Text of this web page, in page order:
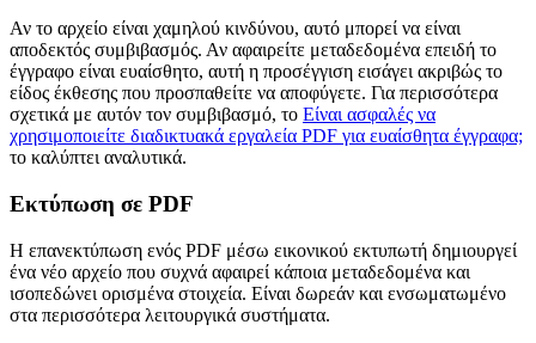
Αν το αρχείο είναι χαμηλού κινδύνου, αυτό μπορεί να είναι
αποδεκτός συμβιβασμός. Αν αφαιρείτε μεταδεδομένα επειδή το
έγγραφο είναι ευαίσθητο, αυτή η προσέγγιση εισάγει ακριβώς το
είδος έκθεσης που προσπαθείτε να αποφύγετε. Για περισσότερα
σχετικά με αυτόν τον συμβιβασμό, το Είναι ασφαλές να
χρησιμοποιείτε διαδικτυακά εργαλεία PDF για ευαίσθητα έγγραφα;
το καλύπτει αναλυτικά.
Εκτύπωση σε PDF
Η επανεκτύπωση ενός PDF μέσω εικονικού εκτυπωτή δημιουργεί
ένα νέο αρχείο που συχνά αφαιρεί κάποια μεταδεδομένα και
ισοπεδώνει ορισμένα στοιχεία. Είναι δωρεάν και ενσωματωμένο
στα περισσότερα λειτουργικά συστήματα.